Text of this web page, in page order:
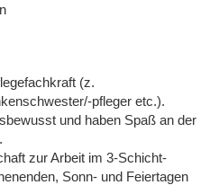
(z.
pfleger etc.).
und haben Spaß an der
zur Arbeit im 3-Schicht-
Sonn- und Feiertagen